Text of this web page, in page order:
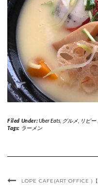
Filed Under:Uber Eats, グルメ, リピー
Tags: ラーメン
LOPE CAFE(ART OFFICE )【